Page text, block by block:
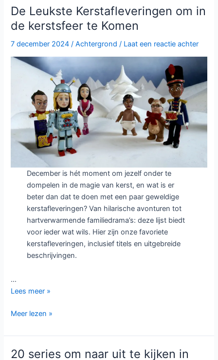
over
de
Fourth
Wing
serie
De Leukste Kerstafleveringen om in
de kerstsfeer te Komen
7 december 2024/Achtergrond / Laat een reactie achter
December is hét moment om jezelf onder te
dompelen in de magie van kerst, en wat is er
beter dan dat te doen met een paar geweldige
kerstafleveringen? Van hilarische avonturen tot
hartverwarmende familiedrama’s: deze lijst biedt
voor ieder wat wils. Hier zijn onze favoriete
kerstafleveringen, inclusief titels en uitgebreide
beschrijvingen.
…
De
Kerstafleveringen
in
de
Lees meer »
De
Kerstafleveringen
om
Meer lezen »
20 series om naar uit te kijken in